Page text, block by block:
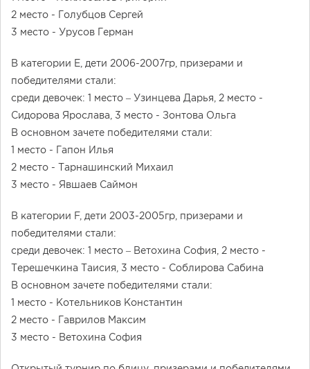
2 место - Голубцов Сергей
3 место - Урусов Герман
В категории E, дети 2006-2007гр, призерами и
победителями стали:
среди девочек: 1 место – Узинцева Дарья, 2 место -
Сидорова Ярослава, 3 место - Зонтова Ольга
В основном зачете победителями стали:
1 место - Гапон Илья
2 место - Тарнашинский Михаил
3 место - Явшаев Саймон
В категории F, дети 2003-2005гр, призерами и
победителями стали:
среди девочек: 1 место – Ветохина София, 2 место -
Терешечкина Таисия, 3 место - Соблирова Сабина
В основном зачете победителями стали:
1 место - Котельников Константин
2 место - Гаврилов Максим
3 место - Ветохина София